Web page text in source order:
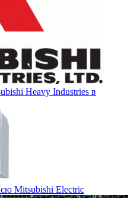
Heavy Industries в
Mitsubishi Electric